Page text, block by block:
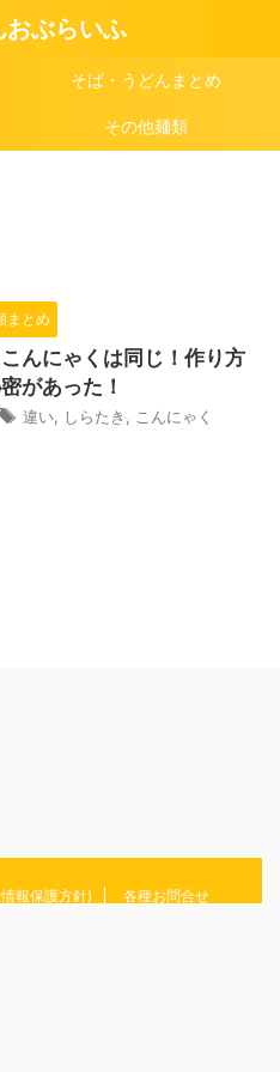
おぶらいふ
そば・うどんまとめ
その他麺類
まとめ
んにゃくは同じ！作り方
があった！
違い しらたき こんにゃく
報保護方針) 各種お問合せ